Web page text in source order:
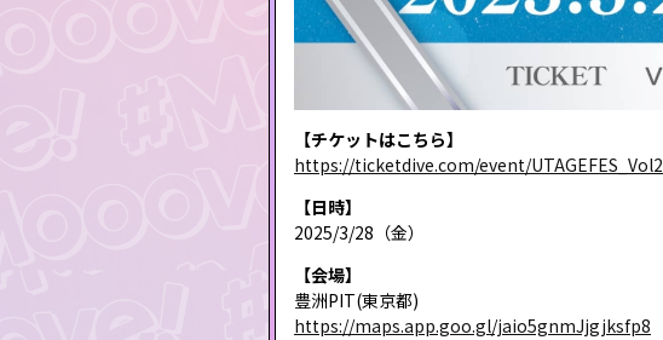
【チケットはこちら】
https://ticketdive.com/event/UTAGEFES_Vol2
【日時】
2025/3/28（金）
【会場】
豊洲PIT(東京都)
https://maps.app.goo.gl/jaio5gnmJjgjksfp8